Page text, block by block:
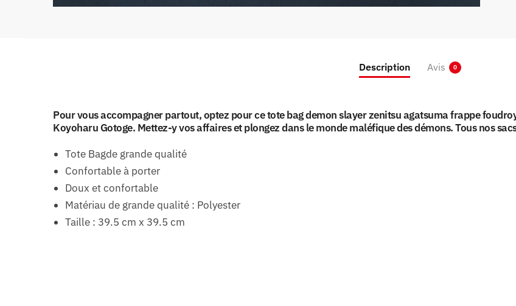
Description Avis 0
Pour vous accompagner partout, optez pour ce tote bag demon slayer zenitsu agatsuma frappe
Koyoharu Gotoge. Mettez-y vos affaires et plongez dans le monde maléfique des démons. Tous nos
Tote Bagde grande qualité
Confortable à porter
Doux et confortable
Matériau de grande qualité : Polyester
Taille : 39.5 cm x 39.5 cm